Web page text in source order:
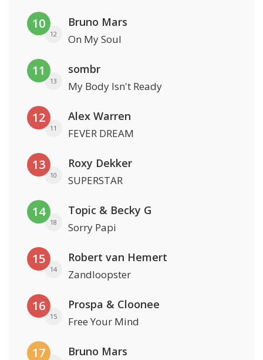
10
12
Bruno Mars
On My Soul
11
13
sombr
My Body Isn't Ready
12
11
Alex Warren
FEVER DREAM
13
10
Roxy Dekker
SUPERSTAR
14
18
Topic & Becky G
Sorry Papi
15
14
Robert van Hemert
Zandloopster
16
15
Prospa & Cloonee
Free Your Mind
17 Bruno Mars